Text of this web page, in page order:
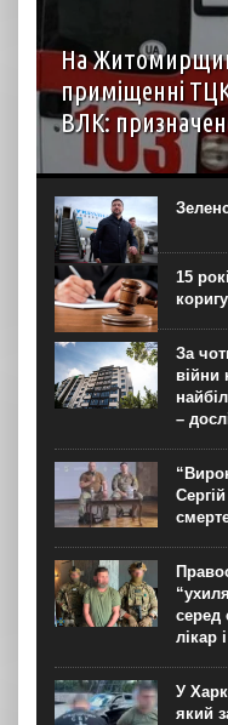
На
приміщенні
ВЛК:
6 серпня до
Житомирщині
порушник правил
перебування у
помер. Про інцидент...
15
За
війни
–
серед
лікар
У
який